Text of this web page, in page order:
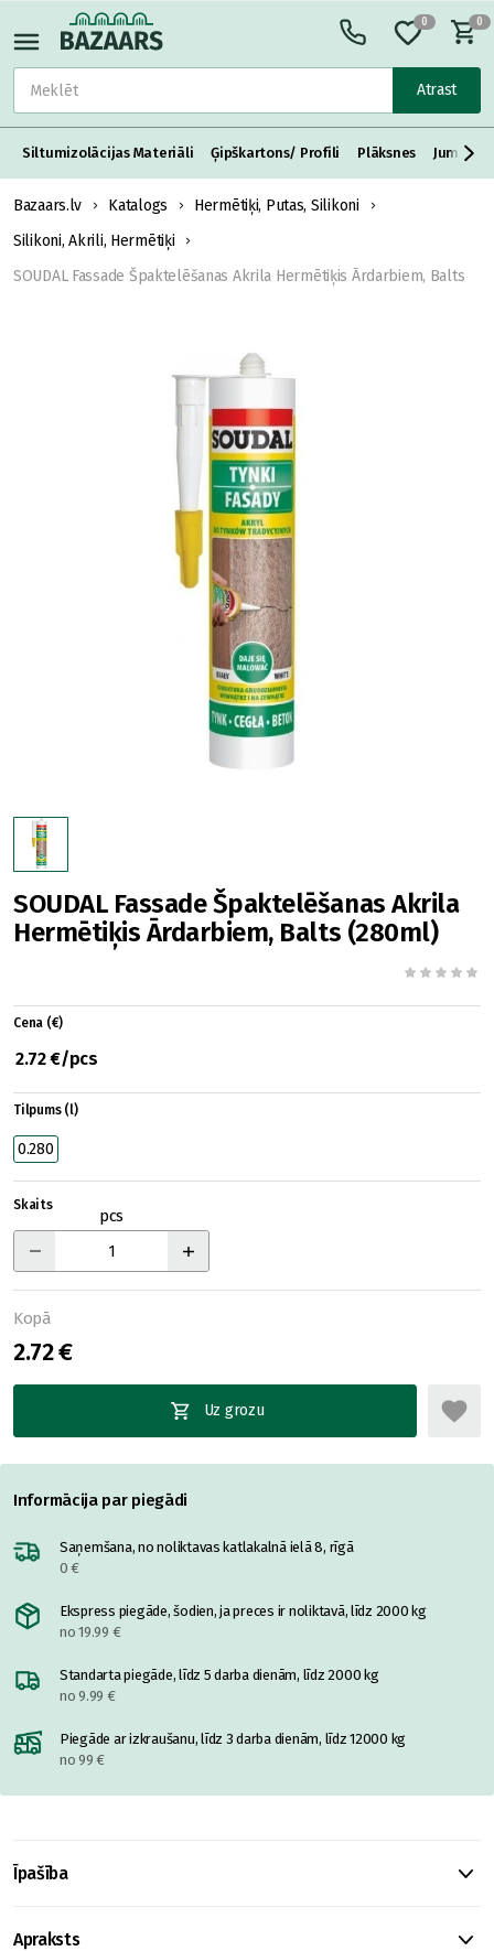
Atrast
0 0
Siltumizolācijas Materiāli Ģipškartons/ Profili Plāksnes Jumta
Bazaars.lv Katalogs
Hermētiķi, Putas, Silikoni
Silikoni, Akrili, Hermētiķi
SOUDAL Fassade Špaktelēšanas Akrila Hermētiķis Ārdarbiem, Balts
SOUDAL Fassade Špaktelēšanas Akrila
Hermētiķis Ārdarbiem, Balts (280ml)
Cena (€)
2.72 €/pcs
Tilpums (l)
0.280
Skaits
pcs
Kopā
2.72 €
Uz grozu
Informācija par piegādi
Saņemšana, no noliktavas katlakalnā ielā 8, rīgā
0 €
Ekspress piegāde, šodien, ja preces ir noliktavā, līdz 2000 kg
no 19.99 €
Standarta piegāde, līdz 5 darba dienām, līdz 2000 kg
no 9.99 €
Piegāde ar izkraušanu, līdz 3 darba dienām, līdz 12000 kg
no 99 €
Īpašība
Apraksts